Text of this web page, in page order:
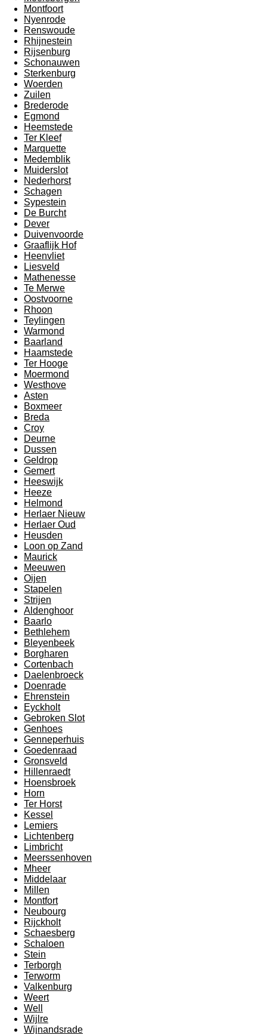
Montfoort
Nyenrode
Renswoude
Rhijnestein
Rijsenburg
Schonauwen
Sterkenburg
Woerden
Zuilen
Brederode
Egmond
Heemstede
Ter Kleef
Marquette
Medemblik
Muiderslot
Nederhorst
Schagen
Sypestein
De Burcht
Dever
Duivenvoorde
Graaflijk Hof
Heenvliet
Liesveld
Mathenesse
Te Merwe
Oostvoorne
Rhoon
Teylingen
Warmond
Baarland
Haamstede
Ter Hooge
Moermond
Westhove
Asten
Boxmeer
Breda
Croy
Deurne
Dussen
Geldrop
Gemert
Heeswijk
Heeze
Helmond
Herlaer Nieuw
Herlaer Oud
Heusden
Loon op Zand
Maurick
Meeuwen
Oijen
Stapelen
Strijen
Aldenghoor
Baarlo
Bethlehem
Bleyenbeek
Borgharen
Cortenbach
Daelenbroeck
Doenrade
Ehrenstein
Eyckholt
Gebroken Slot
Genhoes
Genneperhuis
Goedenraad
Gronsveld
Hillenraedt
Hoensbroek
Horn
Ter Horst
Kessel
Lemiers
Lichtenberg
Limbricht
Meerssenhoven
Mheer
Middelaar
Millen
Montfort
Neubourg
Rijckholt
Schaesberg
Schaloen
Stein
Terborgh
Terworm
Valkenburg
Weert
Well
Wijlre
Wijnandsrade